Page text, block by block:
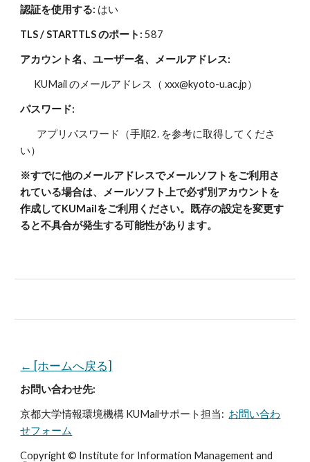
認証を使用する: はい
TLS / STARTTLS のポート: 587
アカウント名、ユーザー名、メールアドレス:
KUMail のメールアドレス（ xxx@kyoto-u.ac.jp）
パスワード:
アプリパスワード（手順2. を参考に取得してくださ
い）
※すでに他のメールアドレスでメールソフトをご利用さ
れている場合は、メールソフト上で必ず別アカウントを
作成してKUMailをご利用ください。既存の設定を変更す
ると不具合が発生する可能性があります。
← [ホームへ戻る]
お問い合わせ先:
京都大学情報環境機構 KUMailサポート担当: お問い合わ
せフォーム
Copyright © Institute for Information Management and